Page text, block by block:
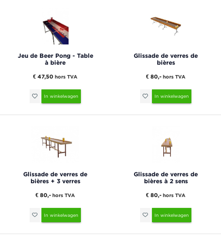
Jeu de Beer Pong - Table
à bière
€ 47,50 hors TVA
In winkelwagen
Glissade de verres de
bières
€ 80,- hors TVA
In winkelwagen
Glissade de verres de
bières + 3 verres
€ 80,- hors TVA
In winkelwagen
Glissade de verres de
bières à 2 sens
€ 80,- hors TVA
In winkelwagen